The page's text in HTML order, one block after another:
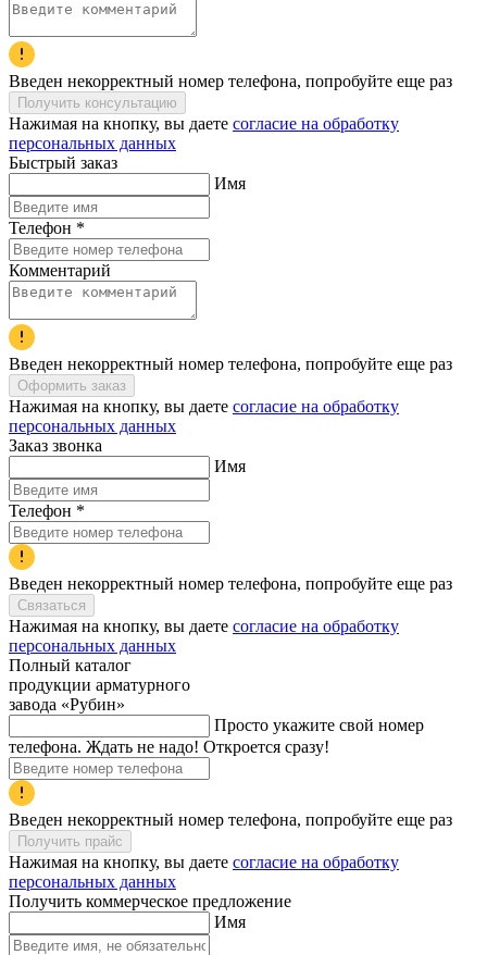
Введен некорректный номер телефона, попробуйте еще раз
Получить консультацию
Нажимая на кнопку, вы даете согласие на обработку
персональных данных
Быстрый заказ
Имя
Телефон *
Комментарий
Введен некорректный номер телефона, попробуйте еще раз
Оформить заказ
Нажимая на кнопку, вы даете согласие на обработку
персональных данных
Заказ звонка
Имя
Телефон *
Введен некорректный номер телефона, попробуйте еще раз
Связаться
Нажимая на кнопку, вы даете согласие на обработку
персональных данных
Полный каталог
продукции арматурного
завода «Рубин»
Просто укажите свой номер
телефона. Ждать не надо! Откроется сразу!
Введен некорректный номер телефона, попробуйте еще раз
Получить прайс
Нажимая на кнопку, вы даете согласие на обработку
персональных данных
Получить коммерческое предложение
Имя